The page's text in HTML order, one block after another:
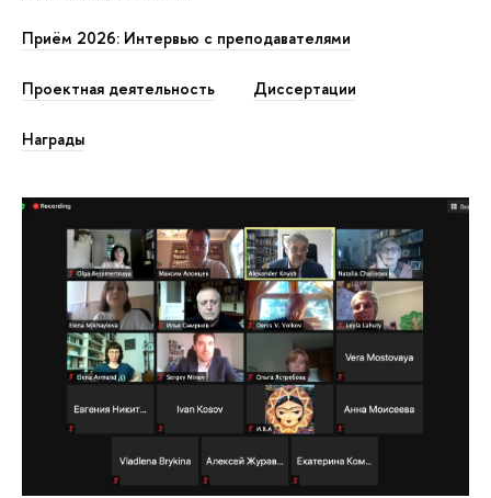
Приём 2026: Интервью с преподавателями
Проектная деятельность Диссертации
Награды